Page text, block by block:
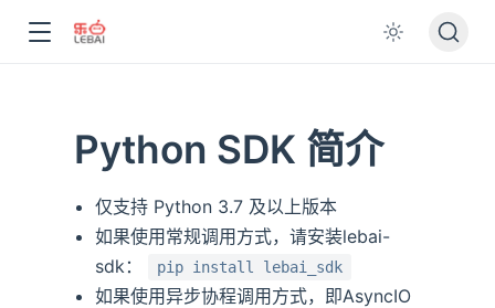
Python SDK 简介
仅支持 Python 3.7 及以上版本
如果使用常规调用方式，请安装lebai-
sdk：
pip install lebai_sdk
如果使用异步协程调用方式，即AsyncIO